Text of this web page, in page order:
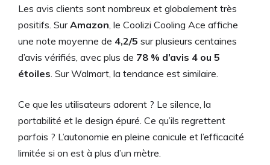
Les avis clients sont nombreux et globalement très
positifs. SurAmazon, le Coolizi Cooling Ace affiche
une note moyenne de 4,2/5 sur plusieurs centaines
d’avis vérifiés, avec plus de 78 % d’avis 4 ou 5
étoiles. Sur Walmart, la tendance est similaire.
Ce que les utilisateurs adorent ? Le silence, la
portabilité et le design épuré. Ce qu’ils regrettent
parfois ? L’autonomie en pleine canicule et l’efficacité
limitée si on est à plus d’un mètre.